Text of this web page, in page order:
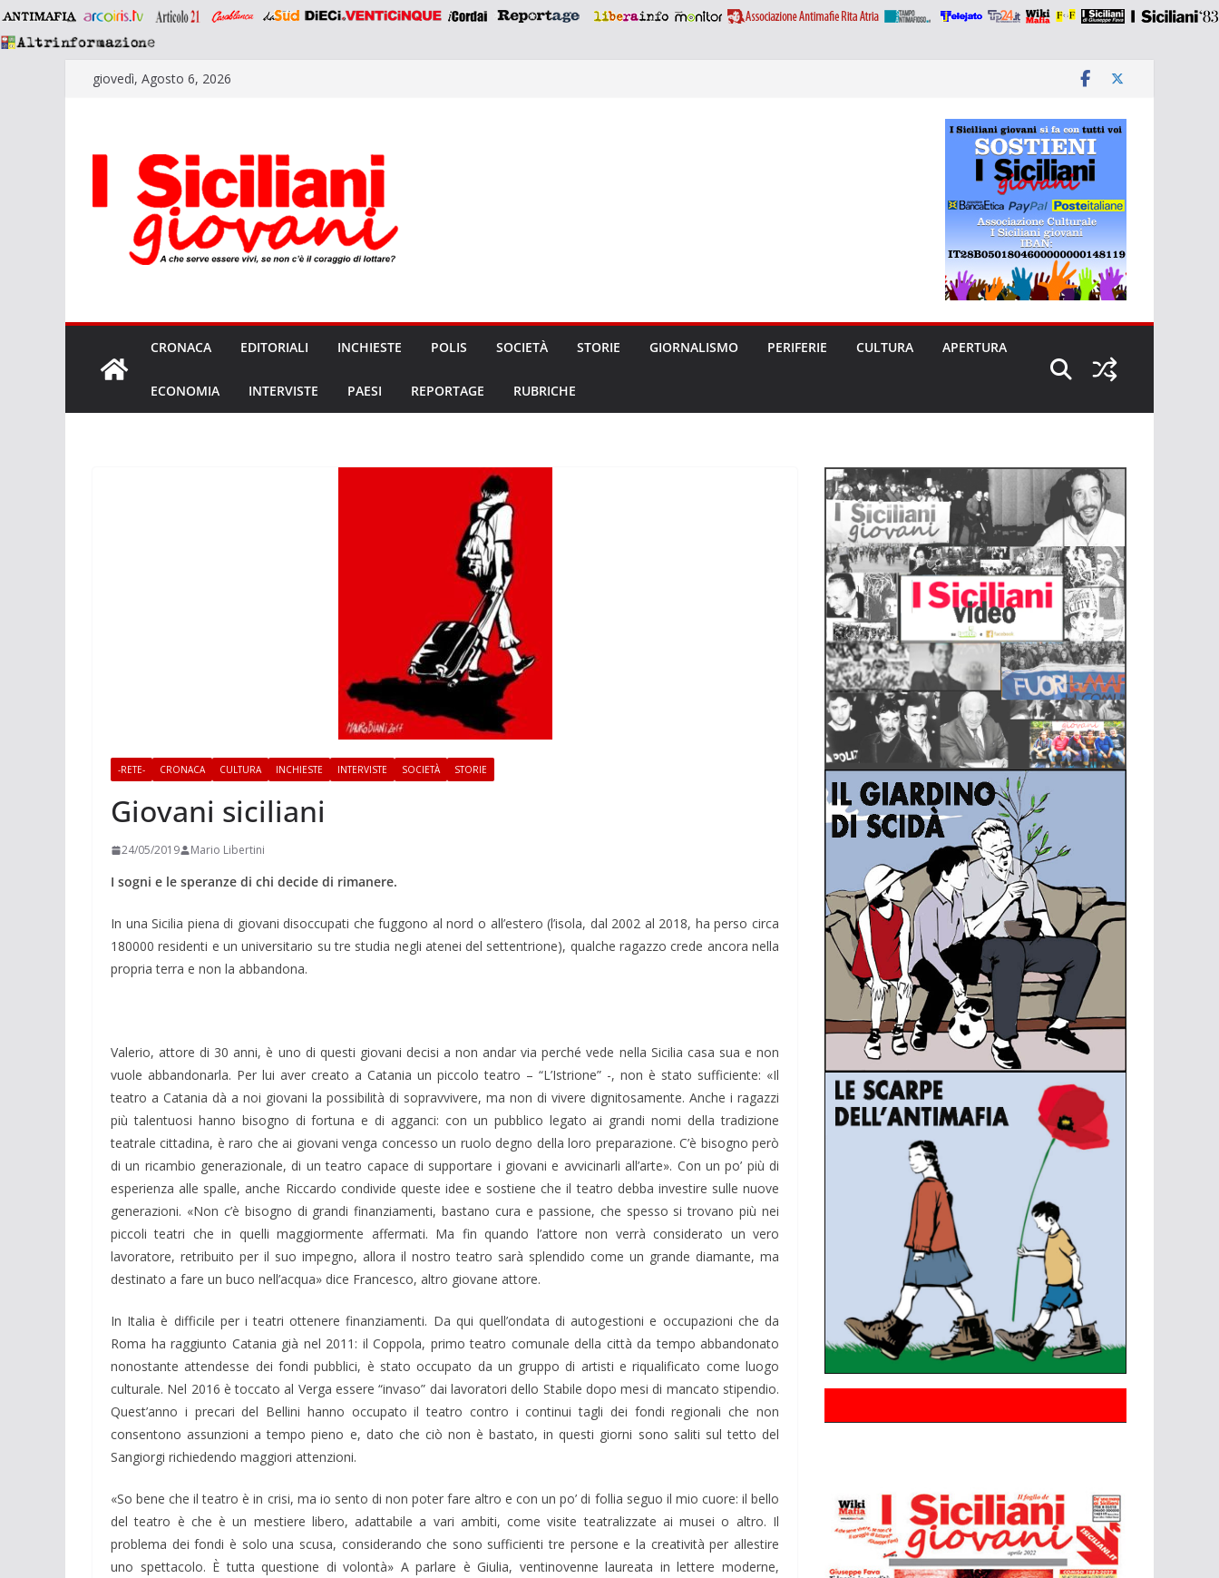
Saltagiovedì, Agosto 6, 2026
CRONACA EDITORIALI INCHIESTE POLIS SOCIETÀ STORIE GIORNALISMO PERIFERIE CULTURA APERTURA
ECONOMIA INTERVISTE PAESI REPORTAGE RUBRICHE
-RETE- CRONACA CULTURA INCHIESTE INTERVISTE SOCIETÀ STORIE
Giovani siciliani
24/05/2019 Mario Libertini
I sogni e le speranze di chi decide di rimanere.
In una Sicilia piena di giovani disoccupati che fuggono al nord o all’estero (l’isola, dal 2002 al 2018, ha perso circa
180000 residenti e un universitario su tre studia negli atenei del settentrione), qualche ragazzo crede ancora nella
propria terra e non la abbandona.
Valerio, attore di 30 anni, è uno di questi giovani decisi a non andar via perché vede nella Sicilia casa sua e non
vuole abbandonarla. Per lui aver creato a Catania un piccolo teatro – “L’Istrione” -, non è stato sufficiente: «Il
teatro a Catania dà a noi giovani la possibilità di sopravvivere, ma non di vivere dignitosamente. Anche i ragazzi
più talentuosi hanno bisogno di fortuna e di agganci: con un pubblico legato ai grandi nomi della tradizione
teatrale cittadina, è raro che ai giovani venga concesso un ruolo degno della loro preparazione. C’è bisogno però
di un ricambio generazionale, di un teatro capace di supportare i giovani e avvicinarli all’arte». Con un po’ più di
esperienza alle spalle, anche Riccardo condivide queste idee e sostiene che il teatro debba investire sulle nuove
generazioni. «Non c’è bisogno di grandi finanziamenti, bastano cura e passione, che spesso si trovano più nei
piccoli teatri che in quelli maggiormente affermati. Ma fin quando l’attore non verrà considerato un vero
lavoratore, retribuito per il suo impegno, allora il nostro teatro sarà splendido come un grande diamante, ma
destinato a fare un buco nell’acqua» dice Francesco, altro giovane attore.
In Italia è difficile per i teatri ottenere finanziamenti. Da qui quell’ondata di autogestioni e occupazioni che da
Roma ha raggiunto Catania già nel 2011: il Coppola, primo teatro comunale della città da tempo abbandonato
nonostante attendesse dei fondi pubblici, è stato occupato da un gruppo di artisti e riqualificato come luogo
culturale. Nel 2016 è toccato al Verga essere “invaso” dai lavoratori dello Stabile dopo mesi di mancato stipendio.
Quest’anno i precari del Bellini hanno occupato il teatro contro i continui tagli dei fondi regionali che non
consentono assunzioni a tempo pieno e, dato che ciò non è bastato, in questi giorni sono saliti sul tetto del
Sangiorgi richiedendo maggiori attenzioni.
«So bene che il teatro è in crisi, ma io sento di non poter fare altro e con un po’ di follia seguo il mio cuore: il bello
del teatro è che è un mestiere libero, adattabile a vari ambiti, come visite teatralizzate ai musei o altro. Il
problema dei fondi è solo una scusa, considerando che sono sufficienti tre persone e la creatività per allestire
uno spettacolo. È tutta questione di volontà» A parlare è Giulia, ventinovenne laureata in lettere moderne,